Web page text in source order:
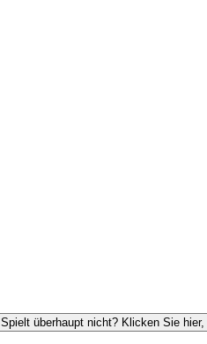
Spielt überhaupt nicht? Klicken Sie